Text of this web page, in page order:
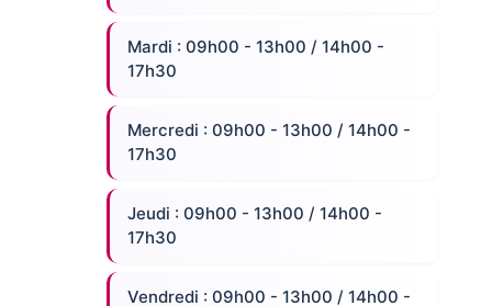
Mardi : 09h00 - 13h00 / 14h00 -
17h30
Mercredi : 09h00 - 13h00 / 14h00 -
17h30
Jeudi : 09h00 - 13h00 / 14h00 -
17h30
Vendredi : 09h00 - 13h00 / 14h00 -